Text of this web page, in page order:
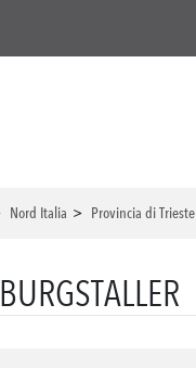
Nord Italia > Provincia di Trieste